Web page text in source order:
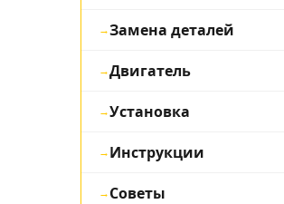
Замена деталей
Двигатель
Установка
Инструкции
Советы